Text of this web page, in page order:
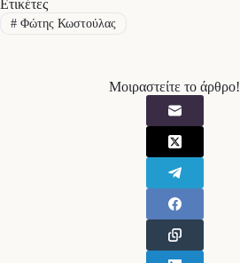
Ετικέτες
#Φώτης Κωστούλας
Μοιραστείτε το άρθρο!